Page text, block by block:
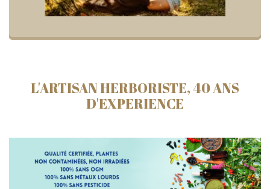
L'ARTISAN HERBORISTE, 40 ANS
D'EXPERIENCE